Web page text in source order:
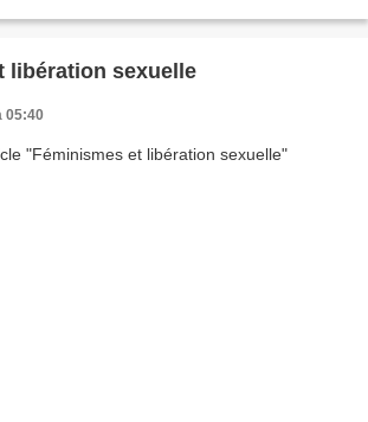
libération sexuelle
05:40